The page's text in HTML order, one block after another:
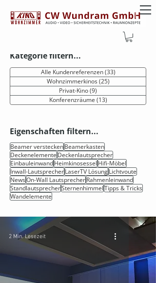
Kategorie filtern...
Alle Kundenreferenzen (33) 33 Beiträge
Wohnzimmerkinos (25)
Privat-Kino(9)
Konferenzräume (13)
Eigenschaften filtern...
Beamer versteckenBeamerkasten
DeckenelementeDeckenlautsprecher
EinbauleinwandHeimkinosesselHifi-Möbel
Inwall-LautsprecherLaserTV LösungLichtvoute
NewsOn-Wall LautsprecherRahmenleinwand
StandlautsprecherSternenhimmelTipps & Tricks
Wandelemente
2 Min. Lesezeit